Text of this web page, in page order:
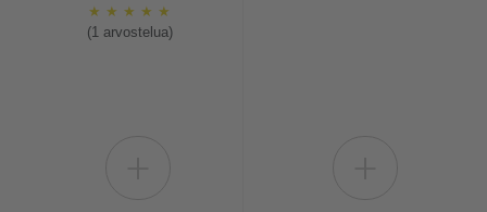
★ ★ ★ ★ ★
(1 arvostelua)